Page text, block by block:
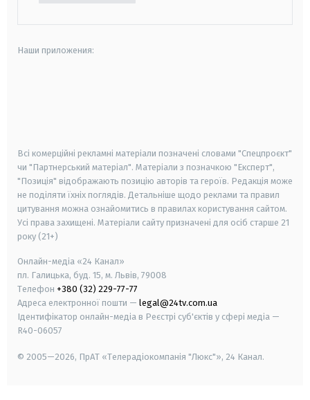
Наши приложения:
Всі комерційні рекламні матеріали позначені словами "Спецпроєкт"
чи "Партнерський матеріал". Матеріали з позначкою "Експерт",
"Позиція" відображають позицію авторів та героїв. Редакція може
не поділяти їхніх поглядів. Детальніше щодо реклами та правил
цитування можна ознайомитись в правилах користування сайтом.
Усі права захищені. Матеріали сайту призначені для осіб старше 21
року (21+)
Онлайн-медіа «24 Канал»
пл. Галицька, буд. 15, м. Львів, 79008
Телефон +380 (32) 229-77-77
Адреса електронної пошти — legal@24tv.com.ua
Ідентифікатор онлайн-медіа в Реєстрі суб'єктів у сфері медіа —
R40-06057
© 2005—2026, ПрАТ «Телерадіокомпанія "Люкс"», 24 Канал.